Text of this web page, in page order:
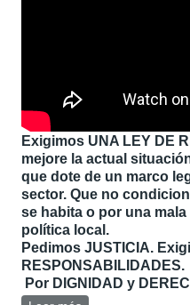
Exigimos UNA LEY DE
mejore la actual
que dote de un marco
sector. Que no
se habita o por una
política local.
Pedimos JUSTICIA.
RESPONSABILIDADES.
Por DIGNIDAD y